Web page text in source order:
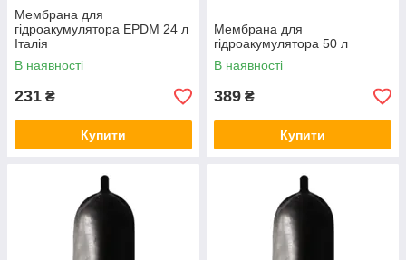
Мембрана для
гідроакумулятора EPDM 24 л
Італія
В наявності
231 ₴
Купити
Мембрана для
гідроакумулятора 50 л
В наявності
389 ₴
Купити